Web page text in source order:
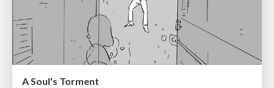
A Soul's Torment